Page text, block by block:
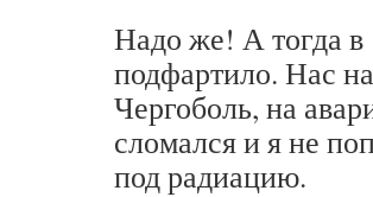
Надо же! А тогда в
подфартило. Нас
Чергоболь, на
сломался и я не
под радиацию.